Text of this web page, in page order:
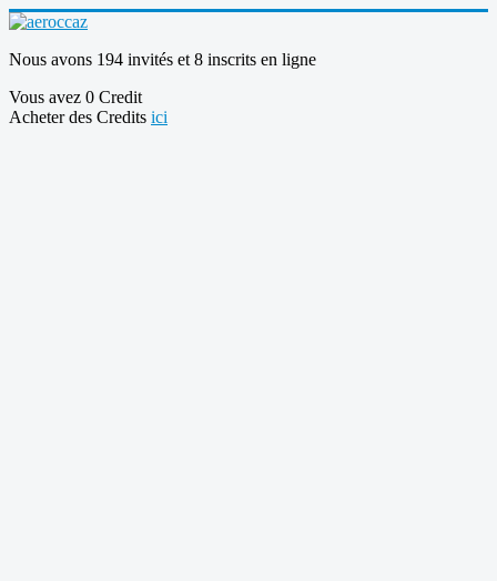
Nous avons 194 invités et 8 inscrits en ligne
Vous avez 0 Credit
Acheter des Credits ici